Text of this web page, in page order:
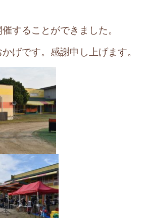
することができました。
げです。 感謝申し上げます。